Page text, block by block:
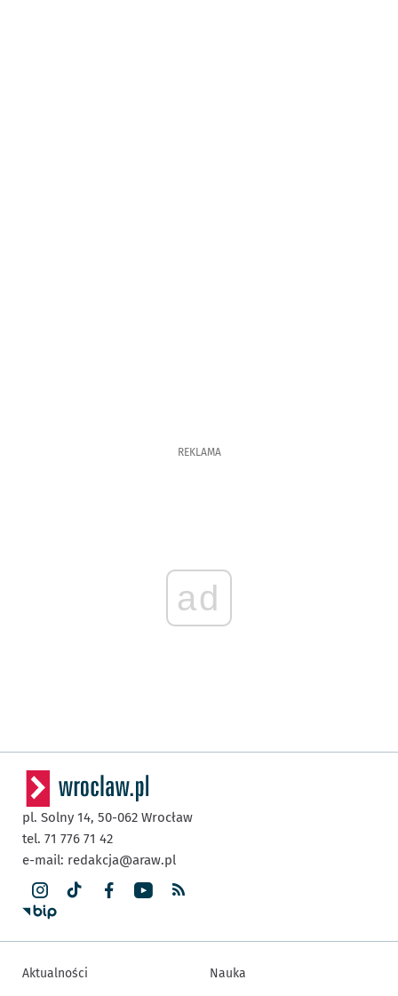
REKLAMA
ad
pl. Solny 14, 50-062 Wrocław
tel. 71 776 71 42
e-mail: redakcja@araw.pl
Aktualności
Nauka